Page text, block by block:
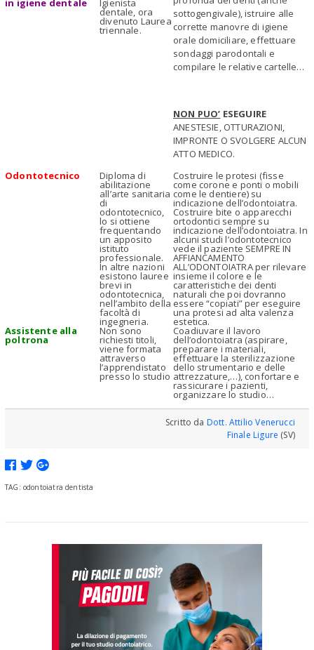
in igiene dentale Igienista
dentale, ora
divenuto Laurea
triennale.
sottogengivale), istruire alle
corrette manovre di igiene
orale domiciliare, effettuare
sondaggi parodontali e
compilare le relative cartelle…
NON PUO’ ESEGUIRE
ANESTESIE, OTTURAZIONI,
IMPRONTE O SVOLGERE ALCUN
ATTO MEDICO.
Odontotecnico
Diploma di
abilitazione
all’arte sanitaria
di
odontotecnico,
lo si ottiene
frequentando
un apposito
istituto
professionale.
In altre nazioni
esistono lauree
brevi in
odontotecnica,
nell’ambito della
facoltà di
ingegneria.
Costruire le protesi (fisse
come corone e ponti o mobili
come le dentiere) su
indicazione dell’odontoiatra.
Costruire bite o apparecchi
ortodontici sempre su
indicazione dell’odontoiatra. In
alcuni studi l’odontotecnico
vede il paziente SEMPRE IN
AFFIANCAMENTO
ALL’ODONTOIATRA per rilevare
insieme il colore e le
caratteristiche dei denti
naturali che poi dovranno
essere “copiati” per eseguire
una protesi ad alta valenza
estetica.
Assistente alla
poltrona
Non sono
richiesti titoli,
viene formata
attraverso
l’apprendistato
presso lo studio
Coadiuvare il lavoro
dell’odontoiatra (aspirare,
preparare i materiali,
effettuare la sterilizzazione
dello strumentario e delle
attrezzature,…), confortare e
rassicurare i pazienti,
organizzare lo studio…
Scritto da Dott. Attilio Venerucci
Finale Ligure (SV)
TAG: odontoiatra dentista